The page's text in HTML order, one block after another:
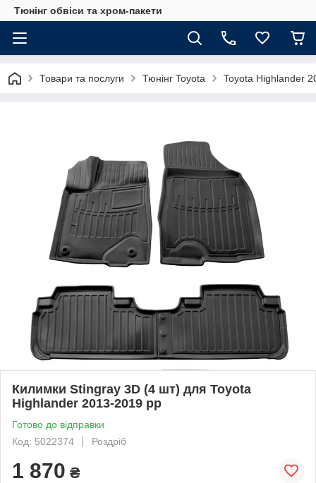
Тюнінг обвіси та хром-пакети
Товари та послуги Тюнінг Toyota Toyota Highlander
Килимки Stingray 3D (4 шт) для Toyota
Highlander 2013-2019 рр
Готово до відправки
Код: 5022374
Роздріб
1 870 ₴